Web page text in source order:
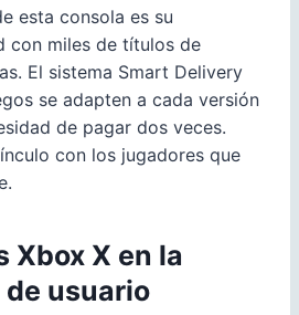
esta consola es su
con miles de títulos de
El sistema Smart Delivery
se adapten a cada versión
de pagar dos veces.
con los jugadores que
Xbox X en la
usuario